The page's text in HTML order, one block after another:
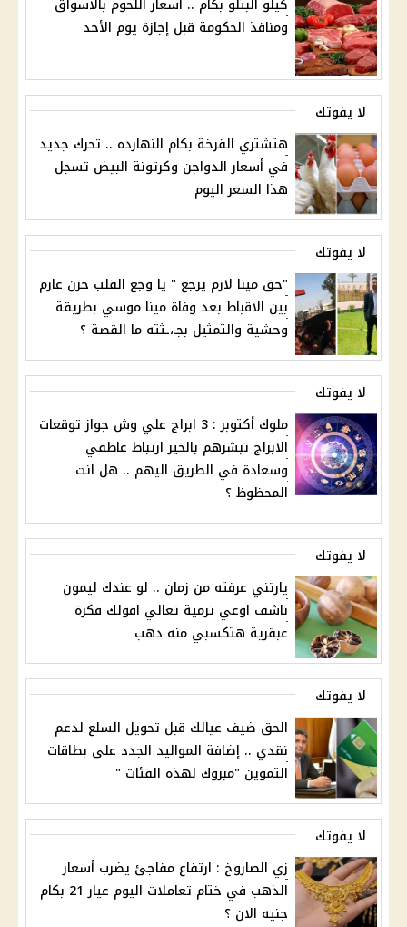
كيلو البتلو بكام .. أسعار اللحوم بالاسواق
ومنافذ الحكومة قبل إجازة يوم الأحد
لا يفوتك
هتشتري الفرخة بكام النهارده .. تحرك جديد
في أسعار الدواجن وكرتونة البيض تسجل
هذا السعر اليوم
لا يفوتك
"حق مينا لازم يرجع " يا وجع القلب حزن عارم
بين الاقباط بعد وفاة مينا موسي بطريقة
وحشية والتمثيل بجـ،ـثته ما القصة ؟
لا يفوتك
ملوك أكتوبر : 3 ابراج علي وش جواز توقعات
الابراج تبشرهم بالخير ارتباط عاطفي
وسعادة في الطريق اليهم .. هل انت
المحظوظ ؟
لا يفوتك
يارتني عرفته من زمان .. لو عندك ليمون
ناشف اوعي ترمية تعالي اقولك فكرة
عبقرية هتكسبي منه دهب
لا يفوتك
الحق ضيف عيالك قبل تحويل السلع لدعم
نقدي .. إضافة المواليد الجدد على بطاقات
التموين "مبروك لهذه الفئات "
لا يفوتك
زي الصاروخ : ارتفاع مفاجئ يضرب أسعار
الذهب في ختام تعاملات اليوم عيار 21 بكام
جنيه الان ؟